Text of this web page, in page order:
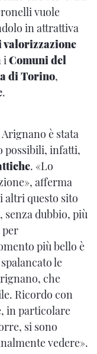
vuole
in attrattiva
valorizzazione
i Comuni del
di Torino,
.
è stata
possibili, infatti,
. «Lo
afferma
altri questo sito
senza dubbio, più
per
più bello è
le
che
Ricordo con
in particolare
si sono
vedere».